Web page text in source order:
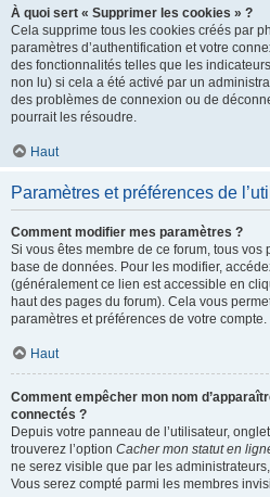
À quoi sert « Supprimer les cookies » ?
Cela supprime tous les cookies créés par
paramètres d’authentification et votre
des fonctionnalités telles que les
non lu) si cela a été activé par un
des problèmes de connexion ou de
pourrait les résoudre.
Haut
Paramètres et préférences de
Comment modifier mes paramètres ?
Si vous êtes membre de ce forum, tous vos
base de données. Pour les modifier,
(généralement ce lien est accessible en
haut des pages du forum). Cela vous
paramètres et préférences de votre compte.
Haut
Comment empêcher mon nom
connectés ?
Depuis votre panneau de l’utilisateur,
trouverez l’option Cacher mon statut en
ne serez visible que par les
Vous serez compté parmi les membres